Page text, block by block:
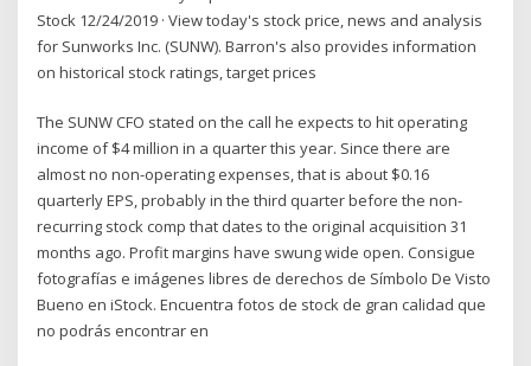
Stock 12/24/2019 · View today's stock price, news and analysis
for Sunworks Inc. (SUNW). Barron's also provides information
on historical stock ratings, target prices
The SUNW CFO stated on the call he expects to hit operating
income of $4 million in a quarter this year. Since there are
almost no non-operating expenses, that is about $0.16
quarterly EPS, probably in the third quarter before the non-
recurring stock comp that dates to the original acquisition 31
months ago. Profit margins have swung wide open. Consigue
fotografías e imágenes libres de derechos de Símbolo De Visto
Bueno en iStock. Encuentra fotos de stock de gran calidad que
no podrás encontrar en